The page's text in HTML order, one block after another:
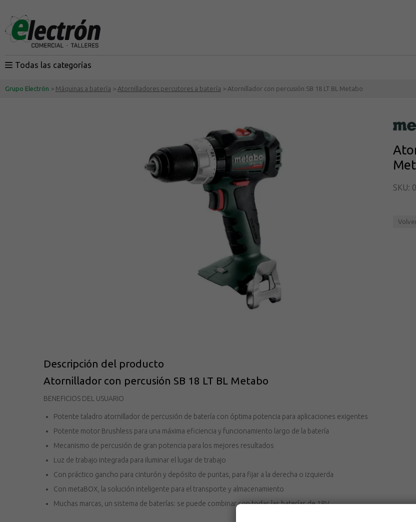
Todas las categorías
Grupo Electrón > Máquinas a batería > Atornilladores percutores a batería > Atornillador con percusión SB 18 LT BL Metabo
SKU:
Descripción del producto
Atornillador con percusión SB 18 LT BL Metabo
BENEFICIOS DEL USUARIO
Potente taladro atornillador de percusión de batería con óptima potencia para aplicaciones exigentes
Potente motor Brushless para una máxima eficiencia y funcionamiento largo de la batería
Mecanismo de percusión de gran potencia para los mejores resultados
Luz de trabajo integrada para iluminar el lugar de trabajo
Con práctico gancho para cinturón y depósito de puntas, para fijar a la derecha o izquierda
Con metaBOX, la solución inteligente para el transporte y almacenamiento
Muchas marcas, un sistema de baterías: se puede combinar con todas las baterías de 18V